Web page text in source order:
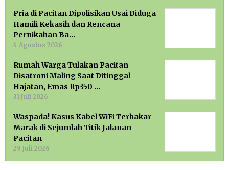
Pria di Pacitan Dipolisikan Usai Diduga
Hamili Kekasih dan Rencana
Pernikahan Ba…
4 Agustus 2026
Rumah Warga Tulakan Pacitan
Disatroni Maling Saat Ditinggal
Hajatan, Emas Rp350 …
31 Juli 2026
Waspada! Kasus Kabel WiFi Terbakar
Marak di Sejumlah Titik Jalanan
Pacitan
29 Juli 2026